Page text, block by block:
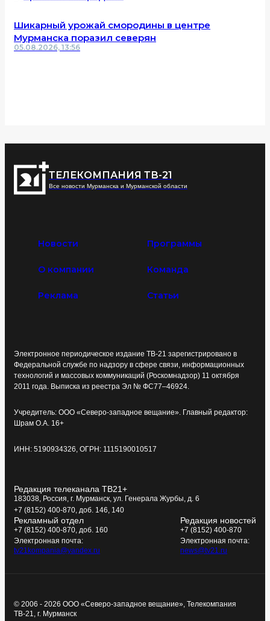
Шикарный урожай смородины в центре
Мурманска поразил северян
05.08.2026, 13:56
ТЕЛЕКОМПАНИЯ ТВ-21
Все новости Мурманска и Мурманской области
Новости Программы
О компании Команда
Реклама Статьи
Электронное периодическое издание ТВ-21 зарегистрировано в
Федеральной службе по надзору в сфере связи, информационных
технологий и массовых коммуникаций (Роскомнадзор) 11 октября
2011 года. Выписка из реестра Эл № ФС77–46924.
Учредитель: ООО «Северо-западное вещание». Главный редактор:
Шрам О.А. 16+
ИНН: 5190934326, ОГРН: 1115190010517
Редакция телеканала ТВ21+
183038, Россия, г. Мурманск, ул. Генерала Журбы, д. 6
+7 (8152) 400-870, доб. 146, 140
Рекламный отдел
+7 (8152) 400-870, доб. 160
Электронная почта:
tv21kompania@yandex.ru
Редакция новостей
+7 (8152) 400-870
Электронная почта:
news@tv21.ru
© 2006 - 2026 ООО «Северо-западное вещание», Телекомпания
ТВ-21, г. Мурманск